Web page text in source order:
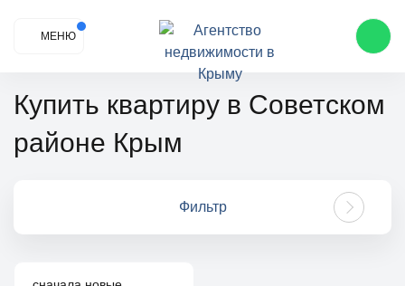
МЕНЮ
Купить квартиру в Советском
районе Крым
Фильтр